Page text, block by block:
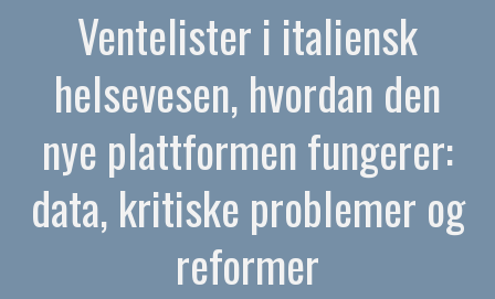
Ventelister i italiensk
helsevesen, hvordan den
nye plattformen fungerer:
data, kritiske problemer og
reformer